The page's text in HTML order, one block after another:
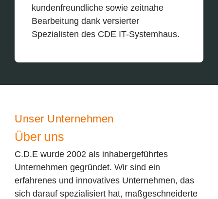
kundenfreundliche sowie zeitnahe
Bearbeitung dank versierter
Spezialisten des CDE IT-Systemhaus.
Unser Unternehmen
Über uns
C.D.E wurde 2002 als inhabergeführtes
Unternehmen gegründet. Wir sind ein
erfahrenes und innovatives Unternehmen, das
sich darauf spezialisiert hat, maßgeschneiderte